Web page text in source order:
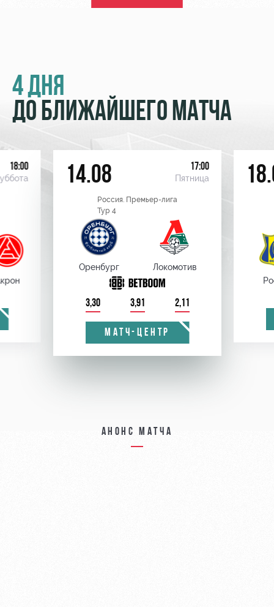
4 ДНЯ
ДО БЛИЖАЙШЕГО МАТЧА
18:00 14.08 17:00
Пятница
Россия. Премьер-лига
Тур 4
Оренбург Локомотив
3,30 3,91 2,11
МАТЧ-ЦЕНТР
Анонс матча